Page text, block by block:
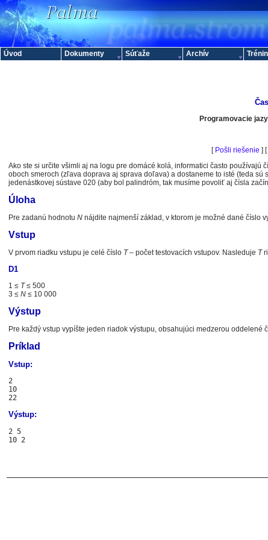
Programovacie
[Pošli riešenie ] [
Ako ste si určite všimli aj na logu pre domácé kolá, informatici často
oboch smeroch (zľava doprava aj sprava doľava) a dostaneme to isté (teda
jedenástkovej sústave 020 (aby bol palindróm, tak musíme povoliť aj čísla
Úloha
Pre zadanú hodnotu Nnájdite najmenší základ, v ktorom je možné dané číslo
Vstup
V prvom riadku vstupu je celé číslo T– počet testovacích vstupov. Nasleduje T
D1
1 ≤ T≤ 500
3 ≤ N≤ 10 000
Výstup
Pre každý vstup vypíšte jeden riadok výstupu, obsahujúci medzerou
Príklad
Vstup:
2
10
22
Výstup:
2 5
Úvod Dokumenty Súťaže Archív